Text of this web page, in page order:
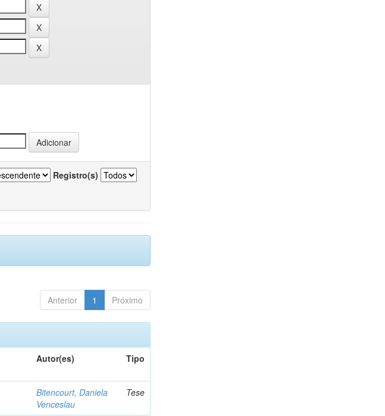
Registro(s)
Anterior 1 Próximo
Autor(es) Tipo
Bitencourt, Daniela
Venceslau
Tese